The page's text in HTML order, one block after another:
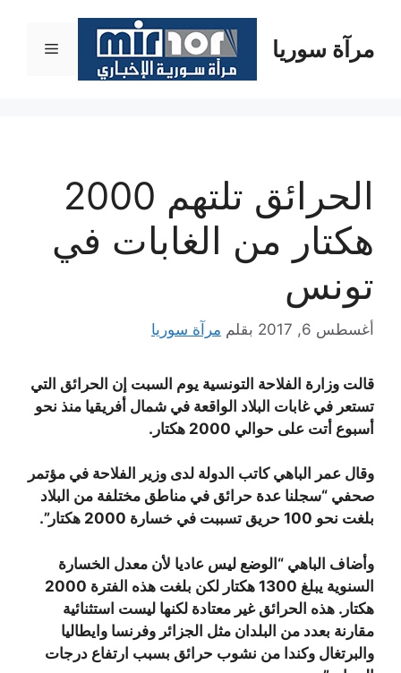
المحتوىمرآة سوريا القائمة
الحرائق تلتهم 2000
هكتار من الغابات في
تونس
أغسطس 6, 2017 بقلم مرآة سوريا
قالت وزارة الفلاحة التونسية يوم السبت إن الحرائق التي
تستعر في غابات البلاد الواقعة في شمال أفريقيا منذ نحو
أسبوع أتت على حوالي 2000 هكتار.
وقال عمر الباهي كاتب الدولة لدى وزير الفلاحة في مؤتمر
صحفي “سجلنا عدة حرائق في مناطق مختلفة من البلاد
بلغت نحو 100 حريق تسببت في خسارة 2000 هكتار”.
وأضاف الباهي “الوضع ليس عاديا لأن معدل الخسارة
السنوية يبلغ 1300 هكتار لكن بلغت هذه الفترة 2000
هكتار. هذه الحرائق غير معتادة لكنها ليست استثنائية
مقارنة بعدد من البلدان مثل الجزائر وفرنسا وايطاليا
والبرتغال وكندا من نشوب حرائق بسبب ارتفاع درجات